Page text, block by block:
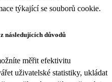
týkající se souborů cookie.
následujících důvodů
měřit efektivitu
uživatelské statistiky, ukládat